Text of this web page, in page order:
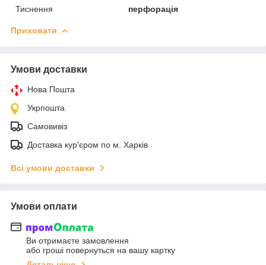
Тиснення
перфорація
Приховати
Умови доставки
Нова Пошта
Укрпошта
Самовивіз
Доставка кур'єром по м. Харків
Всі умови доставки
Умови оплати
Ви отримаєте замовлення
або гроші повернуться на вашу картку